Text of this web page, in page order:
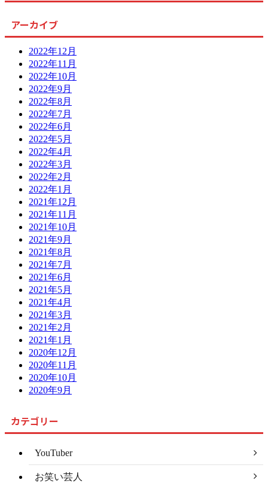
アーカイブ
2022年12月
2022年11月
2022年10月
2022年9月
2022年8月
2022年7月
2022年6月
2022年5月
2022年4月
2022年3月
2022年2月
2022年1月
2021年12月
2021年11月
2021年10月
2021年9月
2021年8月
2021年7月
2021年6月
2021年5月
2021年4月
2021年3月
2021年2月
2021年1月
2020年12月
2020年11月
2020年10月
2020年9月
カテゴリー
YouTuber
お笑い芸人